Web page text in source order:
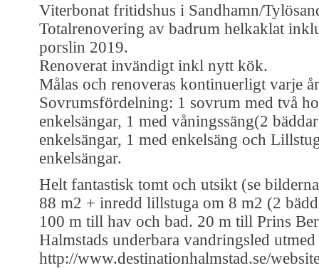
Viterbonat fritidshus i Sandhamn/
Totalrenovering av badrum helkaklat
porslin 2019.
Renoverat invändigt inkl nytt kök.
Målas och renoveras kontinuerligt varje
Sovrumsfördelning: 1 sovrum med två
enkelsängar, 1 med våningssäng(2
enkelsängar, 1 med enkelsäng och
enkelsängar.
Helt fantastisk tomt och utsikt (se
88 m2 + inredd lillstuga om 8 m2 (2
100 m till hav och bad. 20 m till Prins
Halmstads underbara vandringsled utmed
http://www.destinationhalmstad.se/